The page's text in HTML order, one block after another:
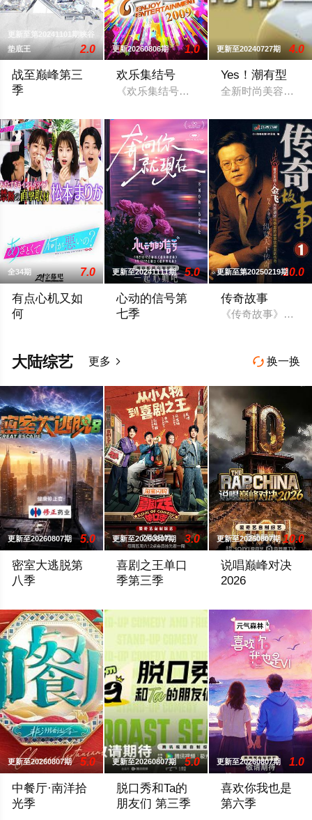
更新至第20241101期峡谷
垫底王
2.0
战至巅峰第三
季
更新20260806期 1.0
欢乐集结号
《欢乐集结号》在娱乐资讯类栏目中一
更新至20240727期 4.0
Yes！潮有型
全新时尚美容节目
全34期 7.0
有点心机又如
何
更新至20241111期 5.0
心动的信号第
七季
更新至第20250219期10.0
传奇故事
《传奇故事》每
 换一换
大陆综艺 更多 
更新至20260807期 5.0
密室大逃脱第
八季
更新至20260807期 3.0
喜剧之王单口
季第三季
更新至20260807期 10.0
说唱巅峰对决
2026
更新至20260807期 5.0
中餐厅·南洋拾
光季
更新至20260807期 5.0
脱口秀和Ta的
朋友们 第三季
更新至20260807期 1.0
喜欢你我也是
第六季